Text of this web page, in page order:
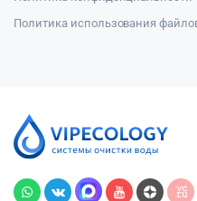
Политика использования